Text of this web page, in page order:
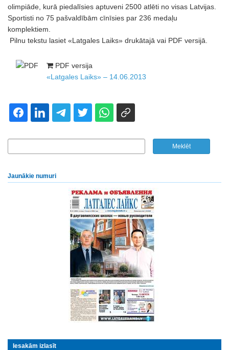
olimpiāde, kurā piedalīsies aptuveni 2500 atlēti no visas Latvijas.
Sportisti no 75 pašvaldībām cīnīsies par 236 medaļu
komplektiem.
Pilnu tekstu lasiet «Latgales Laiks» drukātajā vai PDF versijā.
PDF versija
«Latgales Laiks» – 14.06.2013
Jaunākie numuri
Iesakām izlasīt